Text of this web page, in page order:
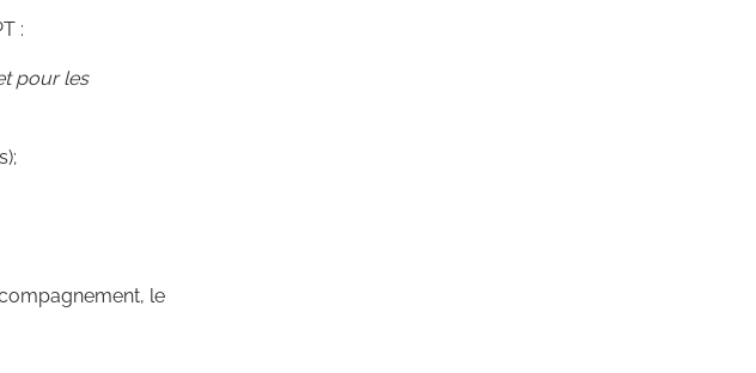
:
pour les
le